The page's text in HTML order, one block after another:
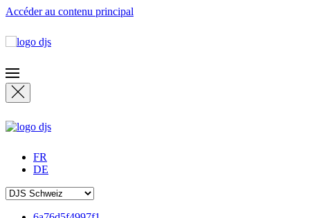
Accéder au contenu principal
FR
DE